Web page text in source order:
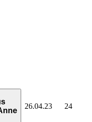
26.04.23 24